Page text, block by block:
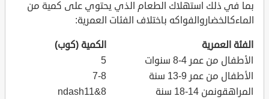
بما في ذلك استهلاك الطعام الذي يحتوي على كمية من
الماءكالخضاروالفواكه باختلاف الفئات العمرية:
الفئة العمرية
الكمية (كوب)
الأطفال من عمر 4-8 سنوات
5
الأطفال من عمر 9-13 سنة
7-8
المراهقونمن 14-18 سنة
8&ndash11